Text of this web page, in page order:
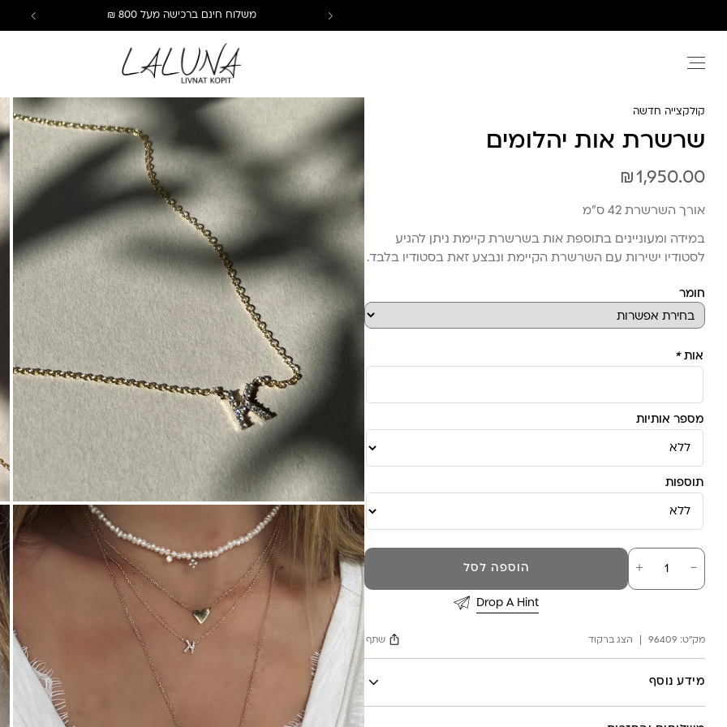
משלוח חינם ברכישה מעל 800 ₪
קולקצייה חדשה
שרשרת אות יהלומים
₪1,950.00
אורך השרשרת 42 ס”מ
במידה ומעוניינים בתוספת אות בשרשרת קיימת ניתן להגיע
לסטודיו ישירות עם השרשרת הקיימת ונבצע זאת בסטודיו בלבד.
חומר
אות*
מספר אותיות
תוספות
－
כמות
של
שרשרת
＋ הוספה לסל
Drop A Hint
מק"ט: 96409 הצג ברקוד שתף
מידע נוסף